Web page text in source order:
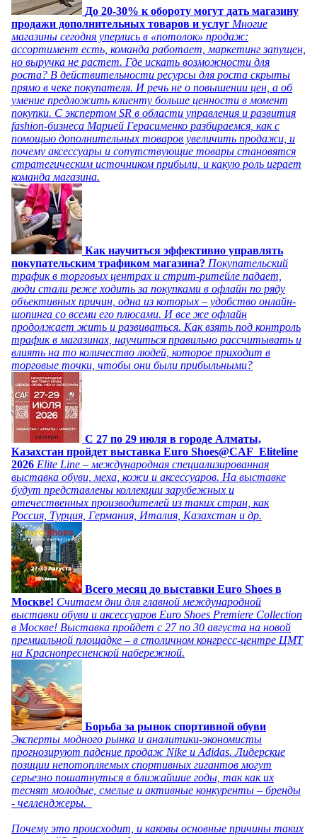
До 20-30% к обороту могут дать магазину
продажи дополнительных товаров и услуг Многие
магазины сегодня уперлись в «потолок» продаж:
ассортимент есть, команда работает, маркетинг запущен,
но выручка не растет. Где искать возможности для
роста? В действительности ресурсы для роста скрыты
прямо в чеке покупателя. И речь не о повышении цен, а об
умение предложить клиенту больше ценности в момент
покупки. С экспертом SR в области управления и развития
fashion-бизнеса Марией Герасименко разбираемся, как с
помощью дополнительных товаров увеличить продажи, и
почему аксессуары и сопутствующие товары становятся
стратегическим источником прибыли, и какую роль играет
команда магазина.
Как научиться эффективно управлять
покупательским трафиком магазина? Покупательский
трафик в торговых центрах и стрит-ритейле падает,
люди стали реже ходить за покупками в офлайн по ряду
объективных причин, одна из которых – удобство онлайн-
шопинга со всеми его плюсами. И все же офлайн
продолжает жить и развиваться. Как взять под контроль
трафик в магазинах, научиться правильно рассчитывать и
влиять на то количество людей, которое приходит в
торговые точки, чтобы они были прибыльными?
C 27 по 29 июля в городе Алматы,
Казахстан пройдет выставка Euro Shoes@CAF_Eliteline
2026 Elite Line – международная специализированная
выставка обуви, меха, кожи и аксессуаров. На выставке
будут представлены коллекции зарубежных и
отечественных производителей из таких стран, как
Россия, Турция, Германия, Италия, Казахстан и др.
Всего месяц до выставки Euro Shoes в
Москве! Считаем дни для главной международной
выставки обуви и аксессуаров Euro Shoes Premiere Collection
в Москве! Выставка пройдет с 27 по 30 августа на новой
премиальной площадке – в столичном конгресс-центре ЦМТ
на Краснопресненской набережной.
Борьба за рынок спортивной обуви
Эксперты модного рынка и аналитики-экономисты
прогнозируют падение продаж Nike и Adidas. Лидерские
позиции непотопляемых спортивных гигантов могут
серьезно пошатнуться в ближайшие годы, так как их
теснят молодые, смелые и активные конкуренты – бренды
- челленджеры.
Почему это происходит, и каковы основные причины таких